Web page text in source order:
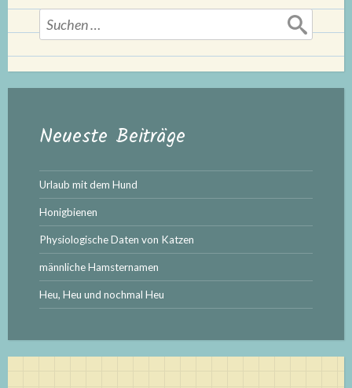
Pferdebetrieben
in
Berlin
und
Suchen
nach:
Neueste Beiträge
Urlaub mit dem Hund
Honigbienen
Physiologische Daten von Katzen
männliche Hamsternamen
Heu, Heu und nochmal Heu